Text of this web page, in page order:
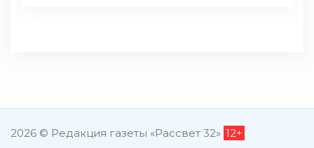
2026 © Редакция газеты «Рассвет 32» 12+